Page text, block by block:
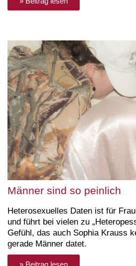
Männer sind so peinlich
Heterosexuelles Daten ist für
und führt bei vielen zu
Gefühl, das auch Sophia Krauss
gerade Männer datet.
» Beitrag lesen